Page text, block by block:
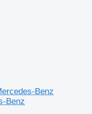
Benz
Benz